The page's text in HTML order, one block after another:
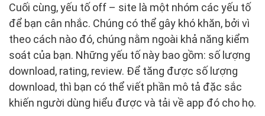
Cuối cùng, yếu tố off – site là một nhóm các yếu tố
để bạn cân nhắc. Chúng có thể gây khó khăn, bởi vì
theo cách nào đó, chúng nằm ngoài khả năng kiểm
soát của bạn. Những yếu tố này bao gồm: số lượng
download, rating, review. Để tăng được số lượng
download, thì bạn có thể viết phần mô tả đặc sắc
khiến người dùng hiểu được và tải về app đó cho họ.